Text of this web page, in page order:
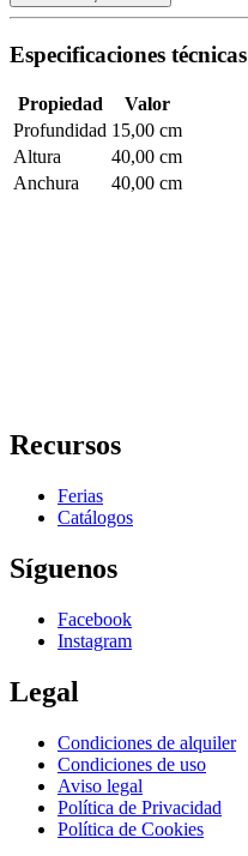
Especificaciones técnicas
Propiedad
Valor
Profundidad 15,00 cm
Altura
40,00 cm
Anchura
40,00 cm
Recursos
Ferias
Catálogos
Síguenos
Facebook
Instagram
Legal
Condiciones de alquiler
Condiciones de uso
Aviso legal
Política de Privacidad
Política de Cookies